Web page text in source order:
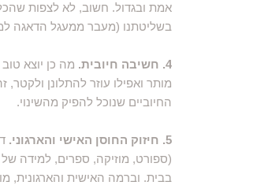
אמת ובגדול. חשוב, לא לצפות
בשליטתנו (מעבר ממעגל הדאגה
4. חשיבה חיובית.
מה כן יוצא
מותר ואפילו עוזר להתלונן
החיוביים שנוכל להפיק מהשינוי.
5. חיזוק החוסן האישי והארגוני.
(ספורט, מוזיקה, ספרים, למידה
בבית. וברמה האישית והארגונית,